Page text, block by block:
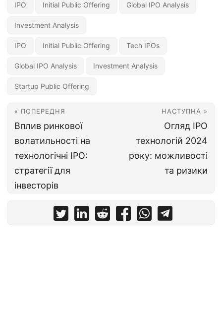
IPO Initial Public Offering Global IPO Analysis
Investment Analysis
IPO Initial Public Offering Tech IPOs
Global IPO Analysis Investment Analysis
Startup Public Offering
« ПОПЕРЕДНЯ
Вплив ринкової
волатильності на
технологічні IPO:
стратегії для
інвесторів
НАСТУПНА »
Огляд IPO
технологій 2024
року: можливості
та ризики